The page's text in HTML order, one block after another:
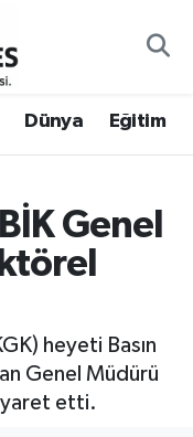
Dünya Eğitim
Genel
heyeti Basın
Genel Müdürü
etti.